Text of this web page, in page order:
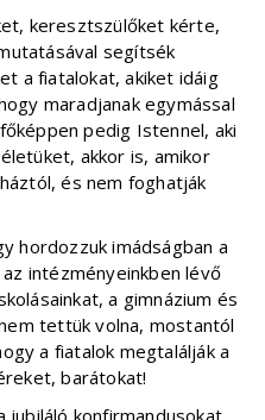
keresztszülőket kérte,
segítsék
a fiatalokat, akiket idáig
maradjanak egymással
pedig Istennel, aki
akkor is, amikor
és nem foghatják
hordozzuk imádságban a
intézményeinkben lévő
a gimnázium és
tettük volna, mostantól
a fiatalok megtalálják a
barátokat!
jubiláló konfirmandusokat